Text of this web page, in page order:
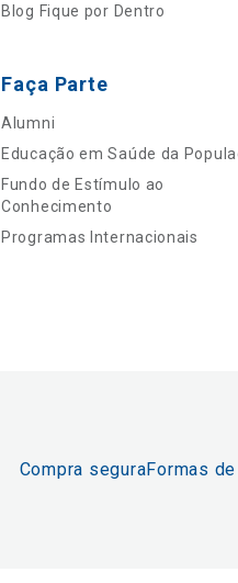
Blog Fique por Dentro
Faça Parte
Alumni
Educação em Saúde da
Fundo de Estímulo ao
Conhecimento
Programas Internacionais
Compra seguraFormas